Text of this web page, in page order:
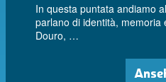
In questa puntata andiamo
parlano di identità, memoria
Douro, …